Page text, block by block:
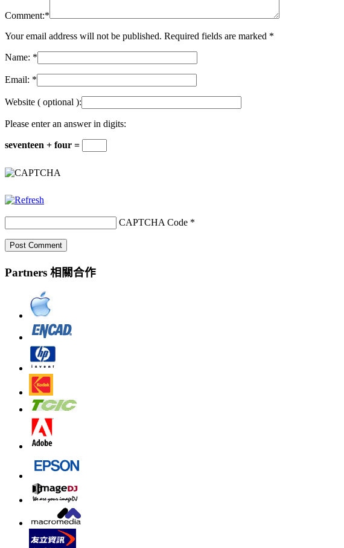
Comment:*
Your email address will not be published. Required fields are marked *
Name: *
Email: *
Website ( optional ):
Please enter an answer in digits:
seventeen + four =
CAPTCHA Code *
Partners 相關合作